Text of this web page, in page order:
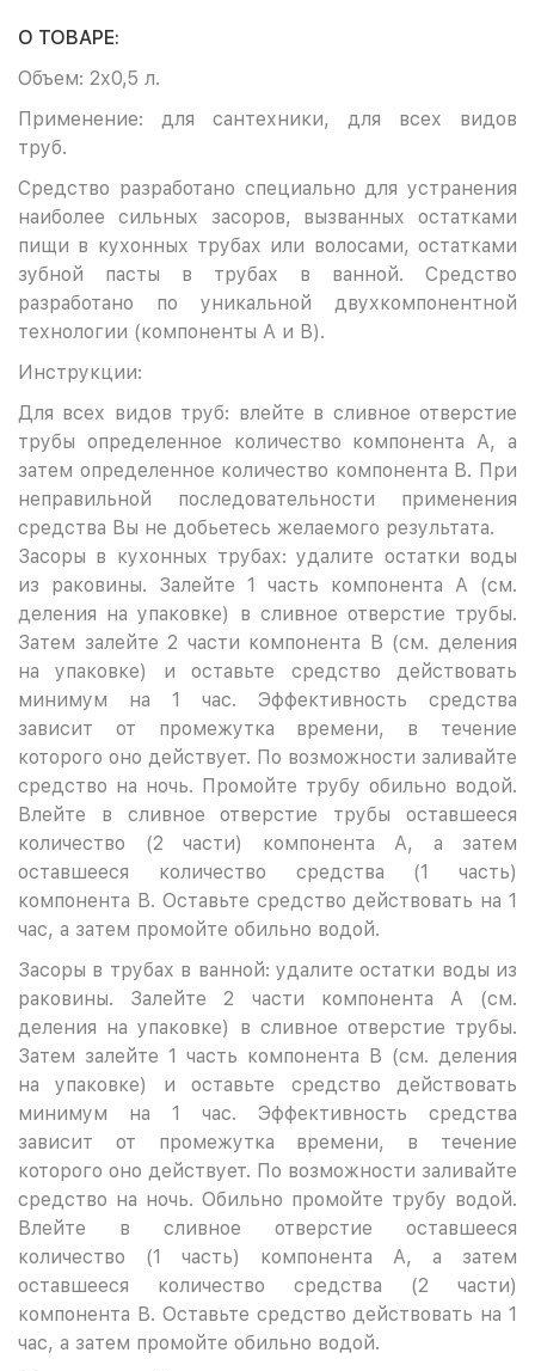
О ТОВАРЕ:
Объем: 2х0,5 л.
Применение: для сантехники, для всех видов
труб.
Средство разработано специально для устранения
наиболее сильных засоров, вызванных остатками
пищи в кухонных трубах или волосами, остатками
зубной пасты в трубах в ванной. Средство
разработано по уникальной двухкомпонентной
технологии (компоненты А и В).
Инструкции:
Для всех видов труб: влейте в сливное отверстие
трубы определенное количество компонента А, а
затем определенное количество компонента В. При
неправильной последовательности применения
средства Вы не добьетесь желаемого результата.
Засоры в кухонных трубах: удалите остатки воды
из раковины. Залейте 1 часть компонента А (см.
деления на упаковке) в сливное отверстие трубы.
Затем залейте 2 части компонента В (см. деления
на упаковке) и оставьте средство действовать
минимум на 1 час. Эффективность средства
зависит от промежутка времени, в течение
которого оно действует. По возможности заливайте
средство на ночь. Промойте трубу обильно водой.
Влейте в сливное отверстие трубы оставшееся
количество (2 части) компонента А, а затем
оставшееся количество средства (1 часть)
компонента В. Оставьте средство действовать на 1
час, а затем промойте обильно водой.
Засоры в трубах в ванной: удалите остатки воды из
раковины. Залейте 2 части компонента А (см.
деления на упаковке) в сливное отверстие трубы.
Затем залейте 1 часть компонента В (см. деления
на упаковке) и оставьте средство действовать
минимум на 1 час. Эффективность средства
зависит от промежутка времени, в течение
которого оно действует. По возможности заливайте
средство на ночь. Обильно промойте трубу водой.
Влейте в сливное отверстие оставшееся
количество (1 часть) компонента А, а затем
оставшееся количество средства (2 части)
компонента В. Оставьте средство действовать на 1
час, а затем промойте обильно водой.